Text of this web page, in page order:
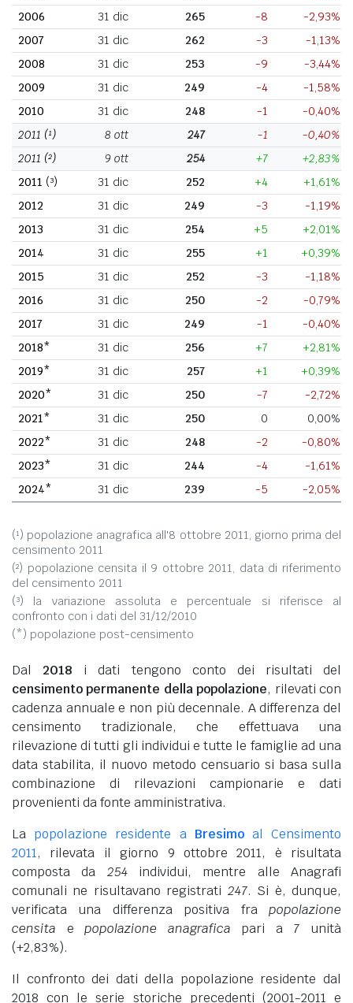
2006
31 dic 265 -8
-2,93%
2007
31 dic 262 -3
-1,13%
2008
31 dic 253 -9
-3,44%
2009
31 dic 249 -4
-1,58%
2010
31 dic 248 -1
-0,40%
2011 (¹) 8 ott 247 -1
-0,40%
2011 (²) 9 ott 254 +7
+2,83%
2011 (³) 31 dic 252 +4
+1,61%
2012
31 dic 249 -3
-1,19%
2013
31 dic 254 +5
+2,01%
2014
31 dic 255 +1
+0,39%
2015
31 dic 252 -3
-1,18%
2016
31 dic 250 -2
-0,79%
2017
31 dic 249 -1
-0,40%
2018*
31 dic 256 +7
+2,81%
2019*
31 dic 257 +1
+0,39%
2020*
31 dic 250 -7
-2,72%
2021*
31 dic 250 0
0,00%
2022*
31 dic 248 -2
-0,80%
2023*
31 dic 244 -4
-1,61%
2024*
31 dic 239 -5 -2,05%
(¹) popolazione anagrafica all'8 ottobre 2011, giorno prima del
censimento 2011
(²) popolazione censita il 9 ottobre 2011, data di riferimento
del censimento 2011
(³) la variazione assoluta e percentuale si riferisce al
confronto con i dati del 31/12/2010
(*) popolazione post-censimento
Dal 2018 i dati tengono conto dei risultati del
censimento permanente della popolazione, rilevati con
cadenza annuale e non più decennale. A differenza del
censimento tradizionale, che effettuava una
rilevazione di tutti gli individui e tutte le famiglie ad una
data stabilita, il nuovo metodo censuario si basa sulla
combinazione di rilevazioni campionarie e dati
provenienti da fonte amministrativa.
La popolazione residente a Bresimoal Censimento
2011, rilevata il giorno 9 ottobre 2011, è risultata
composta da 254individui, mentre alle Anagrafi
comunali ne risultavano registrati 247. Si è, dunque,
verificata una differenza positiva fra popolazione
censita epopolazione anagrafica pari a 7 unità
(+2,83%).
Il confronto dei dati della popolazione residente dal
2018 con le serie storiche precedenti (2001-2011 e